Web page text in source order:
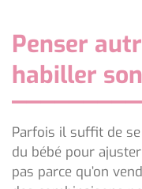
Penser
habiller
Parfois il suffit de
du bébé pour
pas parce qu’on